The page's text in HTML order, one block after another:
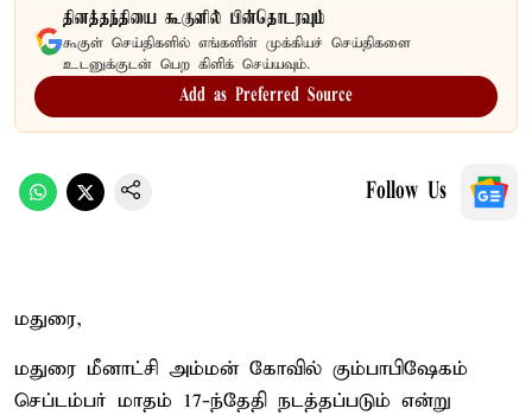
தினத்தந்தியை கூகுளில் பின்தொடரவும்
கூகுள் செய்திகளில் எங்களின் முக்கியச் செய்திகளை
உடனுக்குடன் பெற கிளிக் செய்யவும்.
Add as Preferred Source
Follow Us
மதுரை,
மதுரை மீனாட்சி அம்மன் கோவில் கும்பாபிஷேகம்
செப்டம்பர் மாதம் 17-ந்தேதி நடத்தப்படும் என்று